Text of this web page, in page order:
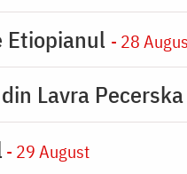
Etiopianul - 28
Lavra Pecerska
- 29 August